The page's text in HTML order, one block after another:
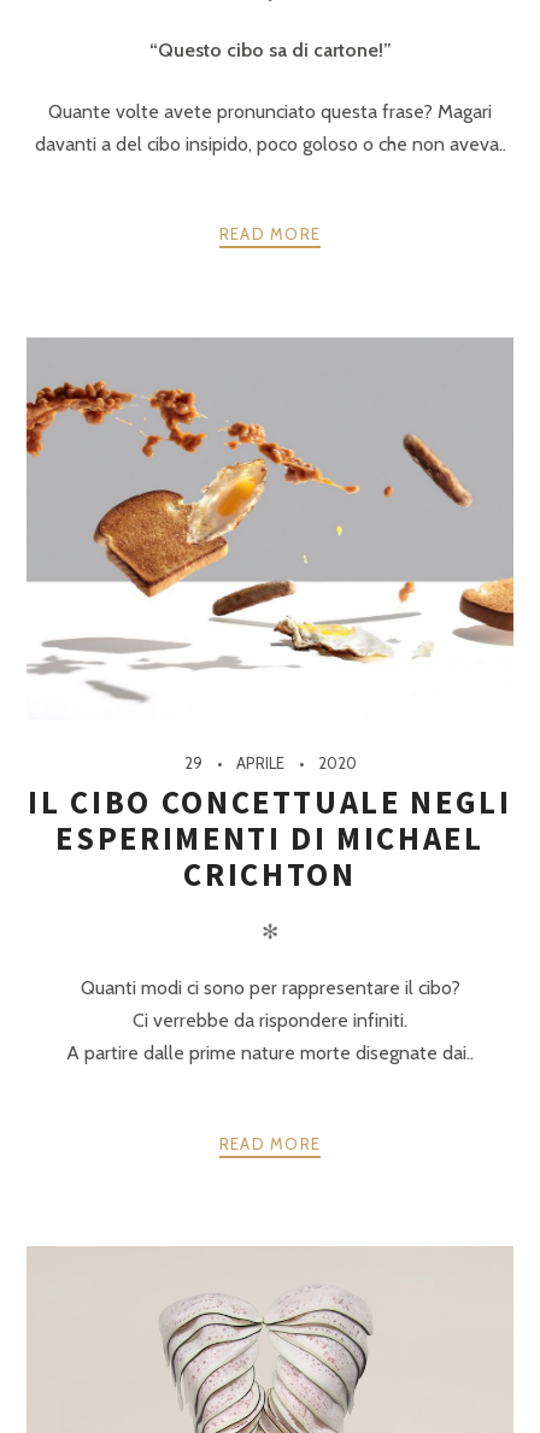
“Questo cibo sa di cartone!”
Quante volte avete pronunciato questa frase? Magari
davanti a del cibo insipido, poco goloso o che non aveva..
READ MORE
29 APRILE 2020
IL CIBO CONCETTUALE NEGLI
ESPERIMENTI DI MICHAEL
CRICHTON
✻
Quanti modi ci sono per rappresentare il cibo?
Ci verrebbe da rispondere infiniti.
A partire dalle prime nature morte disegnate dai..
READ MORE